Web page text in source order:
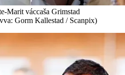
Marit váccaša Grimstad
Gorm Kallestad / Scanpix)